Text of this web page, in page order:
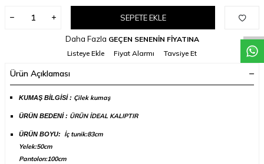
WhatappDesteHatt
SEPETE EKLE
Daha Fazla GEÇEN SENENİN FİYATINA
Listeye Ekle
Fiyat Alarmı Tavsiye Et
Ürün Açıklaması
​​​​​KUMAŞ BİLGİSİ : Çilek kumaş
ÜRÜN BEDENİ : ÜRÜN İDEAL KALIPTIR
ÜRÜN BOYU:
İç tunik:83cm
Yelek:50cm
Pantolon:100cm